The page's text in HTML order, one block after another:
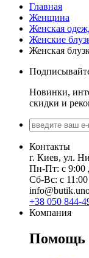
Главная
Женщина
Женская
Женские
Женская
Новинки,
скидки и
Контакты
г. Киев, ул.
Пн-Пт: с 9:00
Сб-Вс: с
+38 050 844-
Компания
Помощь